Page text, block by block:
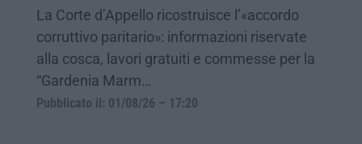
La Corte d’Appello ricostruisce l’«accordo
corruttivo paritario»: informazioni riservate
alla cosca, lavori gratuiti e commesse per la
“Gardenia Marm…
Pubblicato il: 01/08/26 – 17:20